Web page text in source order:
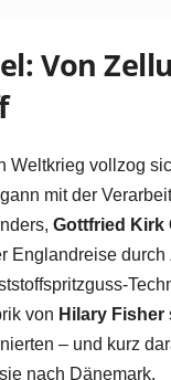
Von
Weltkrieg vollzog
mit der
Gottfried Kirk
Englandreise durch
von Hilary Fisher
– und kurz
nach Dänemark.